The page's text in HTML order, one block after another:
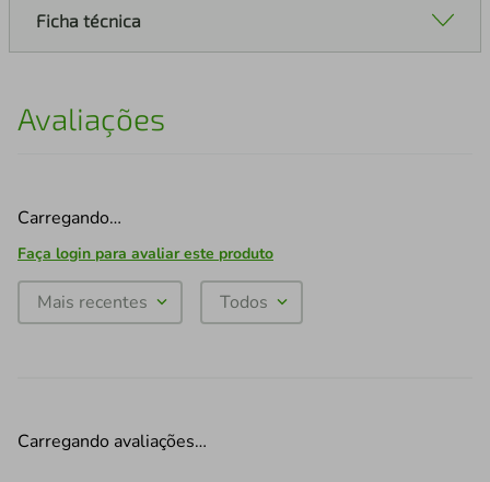
Ficha técnica
Avaliações
Carregando…
Faça login para avaliar este produto
Mais recentes Todos
Carregando avaliações…